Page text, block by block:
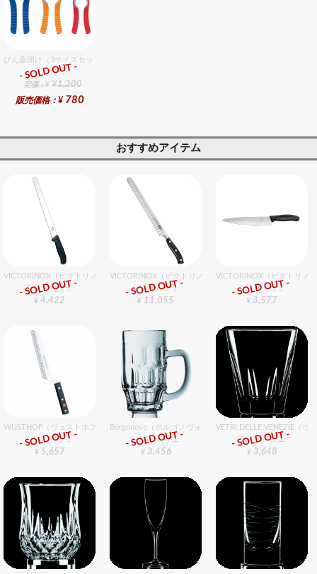
びん蓋開け（3サイズセット）
総合ﾗﾝｷﾝｸﾞ
定価：¥ ¥1,200
販売価格：¥ 780
- SOLD OUT -
おすすめアイテム
VICTORINOX（ビクトリノックス） ウェーブスライサー 30cm
包丁・ハサミ
¥ 4,422
- SOLD OUT -
VICTORINOX（ビクトリノックス） サーモンナイフ 26cm
包丁・ハサミ
¥ 11,055
- SOLD OUT -
VICTORINOX（ビクトリノ
包丁・ハサミ
¥ 3,577
- SOLD OUT -
WUSTHOF（ヴュストホフ） クラシック チーズナイフ 12cm
包丁・ハサミ
¥ 5,657
- SOLD OUT -
Borgonovo（ボルゴノヴォ） ロージー ビアマグ 6個入りセ
グラスバリエ
¥ 3,456
- SOLD OUT -
VETRI DELLE VENEZIE（
グラスバリエ
¥ 3,648
- SOLD OUT -